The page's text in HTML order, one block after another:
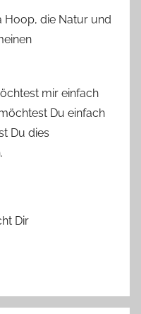
Hoop, die Natur und
mir einfach
Du einfach
Du dies
Dir